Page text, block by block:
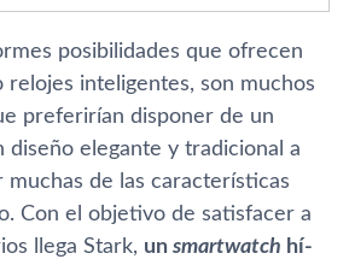
posibilidades que ofrecen
relojes inteligentes, son muchos
preferirí­an disponer de un
diseño elegante y tradicional a
muchas de las caracterí­sticas
Con el objetivo de satisfacer a
llega Stark, un smartwatch hí­